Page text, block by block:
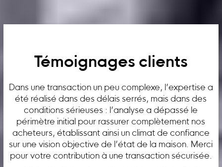
Témoignages clients
Dans une transaction un peu complexe, l’expertise a
été réalisé dans des délais serrés, mais dans des
conditions sérieuses : l’analyse a dépassé le
périmètre initial pour rassurer complètement nos
acheteurs, établissant ainsi un climat de confiance
sur une vision objective de l’état de la maison. Merci
pour votre contribution à une transaction sécurisée.